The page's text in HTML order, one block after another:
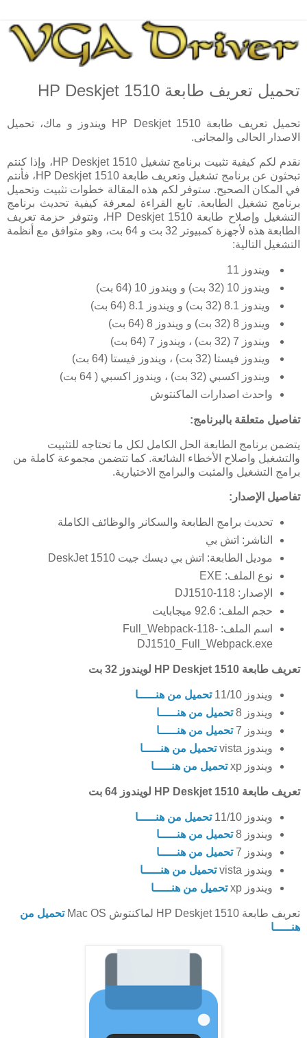
تحميل تعريف طابعة HP Deskjet 1510
تحميل تعريف طابعة HP Deskjet 1510 ويندوز و ماك، تحميل
الاصدار الحالى والمجانى.
نقدم لكم كيفية تثبيت برنامج تشغيل HP Deskjet 1510، وإذا كنتم
تبحثون عن برنامج تشغيل وتعريف طابعة HP Deskjet 1510، فأنتم
في المكان الصحيح. ستوفر لكم هذه المقالة خطوات تثبيت وتحميل
برنامج تشغيل الطابعة. تابع القراءة لمعرفة كيفية تحديث برنامج
التشغيل وإصلاح طابعة HP Deskjet 1510، وتتوفر حزمة تعريف
الطابعة هذه لأجهزة كمبيوتر 32 بت و 64 بت، وهو متوافق مع أنظمة
التشغيل التالية:
ويندوز 11
ويندوز 10 (32 بت) و ويندوز 10 (64 بت)
ويندوز 8.1 (32 بت) و ويندوز 8.1 (64 بت)
ويندوز 8 (32 بت) و ويندوز 8 (64 بت)
ويندوز 7 (32 بت) ، ويندوز 7 (64 بت)
ويندوز فيستا (32 بت) ، ويندوز فيستا (64 بت)
ويندوز اكسبي (32 بت) ، ويندوز اكسبي ( 64 بت)
واحدث اصدارات الماكنتوش
تفاصيل متعلقة بالبرنامج:
يتضمن برنامج الطابعة الحل الكامل لكل ما تحتاجه للتثبيت
والتشغيل واصلاح الأخطاء الشائعة. كما تتضمن مجموعة كاملة من
برامج التشغيل والمثبت والبرامج الاختيارية.
تفاصيل الإصدار:
تحديث برامج الطابعة والسكانر والوظائف الكاملة
الناشر: اتش بي
موديل الطابعة: اتش بي ديسك جيت DeskJet 1510
نوع الملف: EXE
الإصدار: 118-DJ1510
حجم الملف: 92.6 ميجابايت
اسم الملف: Full_Webpack-118-
DJ1510_Full_Webpack.exe
تعريف طابعة HP Deskjet 1510 لويندوز 32 بت
ويندوز 11/10
تحميل من هنـــــا
ويندوز 8
تحميل من هنـــــا
ويندوز 7
تحميل من هنـــــا
ويندوز vista
تحميل من هنـــــا
ويندوز xp
تحميل من هنـــــا
تعريف طابعة HP Deskjet 1510 لويندوز 64 بت
ويندوز 11/10
تحميل من هنـــــا
ويندوز 8
تحميل من هنـــــا
ويندوز 7
تحميل من هنـــــا
ويندوز vista
تحميل من هنـــــا
ويندوز xp
تحميل من هنـــــا
تعريف طابعة HP Deskjet 1510 لماكنتوش Mac OS
تحميل من
هنـــــا